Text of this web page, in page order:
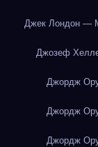
Джек Лондон —
Джозеф
Джордж
Джордж
Джордж